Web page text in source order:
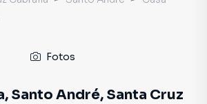
Fotos
Santo André, Santa Cruz